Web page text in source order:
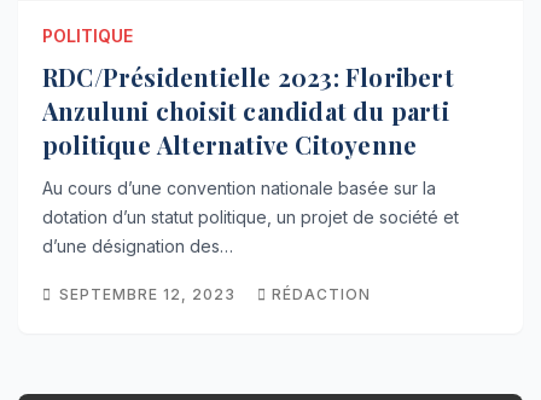
POLITIQUE
RDC/Présidentielle 2023: Floribert
Anzuluni choisit candidat du parti
politique Alternative Citoyenne
Au cours d’une convention nationale basée sur la
dotation d’un statut politique, un projet de société et
d’une désignation des…
SEPTEMBRE 12, 2023 RÉDACTION